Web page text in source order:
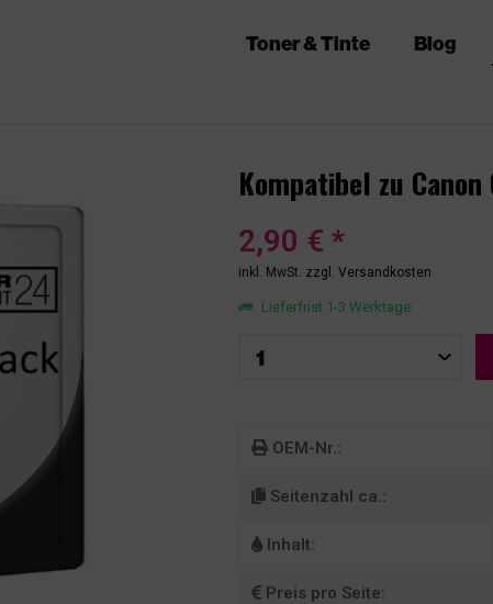
Toner & Tinte Blog
Kompatibel zu
2,90 € *
inkl. MwSt. zzgl. Versandkosten
Lieferfrist 1-3 Werktage
OEM-Nr.:
Seitenzahl ca.:
Inhalt:
Preis pro Seite: